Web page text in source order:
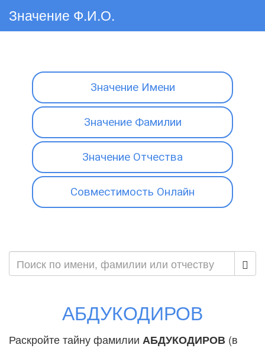
Значение Ф.И.О.
Значение Имени
Значение Фамилии
Значение Отчества
Совместимость Онлайн
АБДУКОДИРОВ
Раскройте тайну фамилии АБДУКОДИРОВ (в